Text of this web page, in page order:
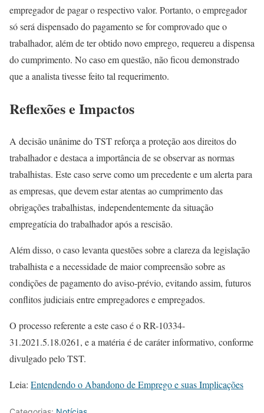
empregador de pagar o respectivo valor. Portanto, o empregador
só será dispensado do pagamento se for comprovado que o
trabalhador, além de ter obtido novo emprego, requereu a dispensa
do cumprimento. No caso em questão, não ficou demonstrado
que a analista tivesse feito tal requerimento.
Reflexões e Impactos
A decisão unânime do TST reforça a proteção aos direitos do
trabalhador e destaca a importância de se observar as normas
trabalhistas. Este caso serve como um precedente e um alerta para
as empresas, que devem estar atentas ao cumprimento das
obrigações trabalhistas, independentemente da situação
empregatícia do trabalhador após a rescisão.
Além disso, o caso levanta questões sobre a clareza da legislação
trabalhista e a necessidade de maior compreensão sobre as
condições de pagamento do aviso-prévio, evitando assim, futuros
conflitos judiciais entre empregadores e empregados.
O processo referente a este caso é o RR-10334-
31.2021.5.18.0261, e a matéria é de caráter informativo, conforme
divulgado pelo TST.
Leia: Entendendo o Abandono de Emprego e suas Implicações